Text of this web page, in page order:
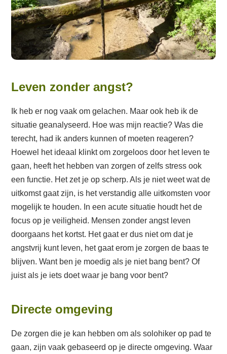
Leven zonder angst?
Ik heb er nog vaak om gelachen. Maar ook heb ik de
situatie geanalyseerd. Hoe was mijn reactie? Was die
terecht, had ik anders kunnen of moeten reageren?
Hoewel het ideaal klinkt om zorgeloos door het leven te
gaan, heeft het hebben van zorgen of zelfs stress ook
een functie. Het zet je op scherp. Als je niet weet wat de
uitkomst gaat zijn, is het verstandig alle uitkomsten voor
mogelijk te houden. In een acute situatie houdt het de
focus op je veiligheid. Mensen zonder angst leven
doorgaans het kortst. Het gaat er dus niet om dat je
angstvrij kunt leven, het gaat erom je zorgen de baas te
blijven. Want ben je moedig als je niet bang bent? Of
juist als je iets doet waar je bang voor bent?
Directe omgeving
De zorgen die je kan hebben om als solohiker op pad te
gaan, zijn vaak gebaseerd op je directe omgeving. Waar